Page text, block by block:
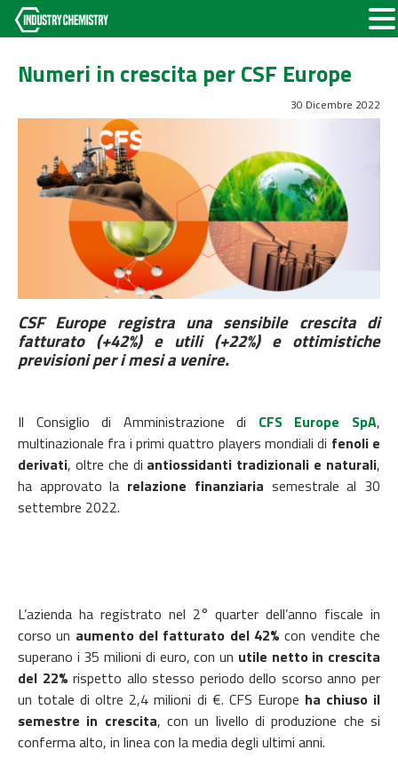
Numeri in crescita per CSF Europe
30 Dicembre 2022
CSF Europe registra una sensibile crescita di
fatturato (+42%) e utili (+22%) e ottimistiche
previsioni per i mesi a venire.
Il Consiglio di Amministrazione di CFS Europe SpA,
multinazionale fra i primi quattro players mondiali di fenoli e
derivati, oltre che di antiossidanti tradizionali e naturali,
ha approvato la relazione finanziaria semestrale al 30
settembre 2022.
L’azienda ha registrato nel 2° quarter dell’anno fiscale in
corso un aumento del fatturato del 42% con vendite che
superano i 35 milioni di euro, con un utile netto in crescita
del 22% rispetto allo stesso periodo dello scorso anno per
un totale di oltre 2,4 milioni di €. CFS Europe ha chiuso il
semestre in crescita, con un livello di produzione che si
conferma alto, in linea con la media degli ultimi anni.